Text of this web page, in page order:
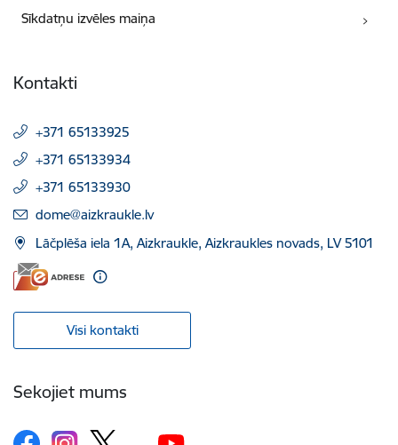
Sīkdatņu izvēles maiņa
Kontakti
+371 65133925
+371 65133934
+371 65133930
E-pasts:
dome@aizkraukle.lv
Lāčplēša iela 1A, Aizkraukle, Aizkraukles novads, LV 5101
Visi kontakti
Sekojiet mums